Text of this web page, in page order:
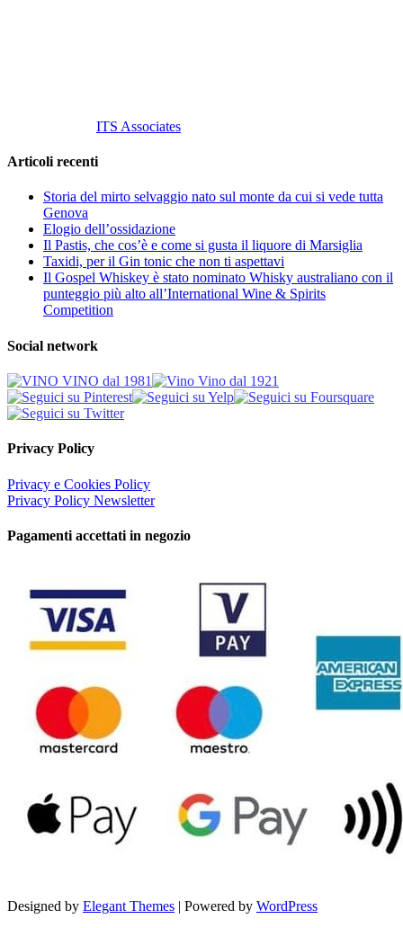
ITS Associates
Articoli recenti
Storia del mirto selvaggio nato sul monte da cui si vede tutta
Genova
Elogio dell’ossidazione
Il Pastis, che cos’è e come si gusta il liquore di Marsiglia
Taxidi, per il Gin tonic che non ti aspettavi
Il Gospel Whiskey è stato nominato Whisky australiano con il
punteggio più alto all’International Wine & Spirits
Competition
Social network
Privacy Policy
Privacy e Cookies Policy
Privacy Policy Newsletter
Pagamenti accettati in negozio
Designed by Elegant Themes | Powered by WordPress